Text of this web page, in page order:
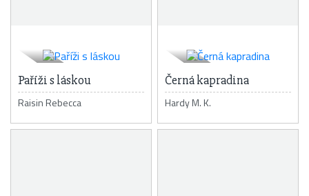
Paříži s láskou
Raisin Rebecca
Černá kapradina
Hardy M. K.